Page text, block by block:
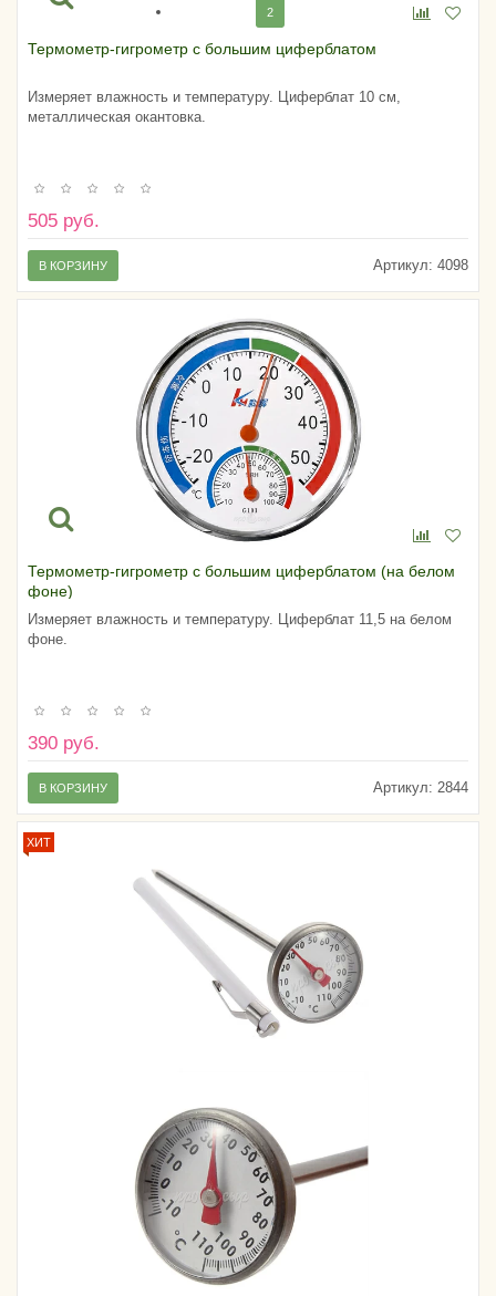
2
Термометр-гигрометр с большим циферблатом
Измеряет влажность и температуру. Циферблат 10 см,
металлическая окантовка.
505 руб.
Артикул: 4098
В КОРЗИНУ
Термометр-гигрометр с большим циферблатом (на белом
фоне)
Измеряет влажность и температуру. Циферблат 11,5 на белом
фоне.
390 руб.
Артикул: 2844
В КОРЗИНУ
ХИТ